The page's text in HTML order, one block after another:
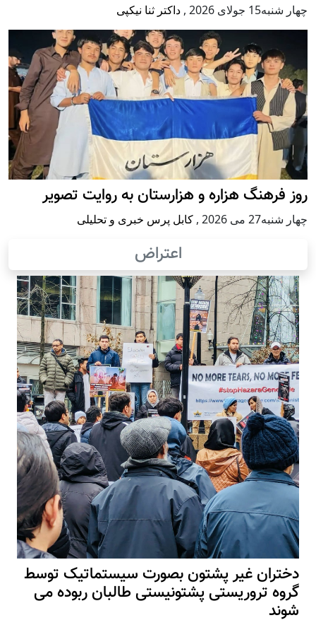
چهار شنبه15 جولای 2026 , داکتر ثنا نیکپی
روز فرهنگ هزاره و هزارستان به روایت تصویر
چهار شنبه27 می 2026 , کابل پرس خبری و تحلیلی
اعتراض
دختران غیر پشتون بصورت سیستماتیک توسط
گروه تروریستی پشتونیستی طالبان ربوده می
شوند